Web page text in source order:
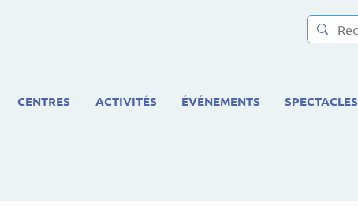
CENTRES ACTIVITÉS ÉVÉNEMENTS SPECTACLES